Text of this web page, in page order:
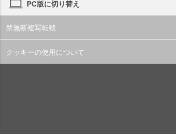
PC版に切り替え
禁無断複写転載
クッキーの使用について